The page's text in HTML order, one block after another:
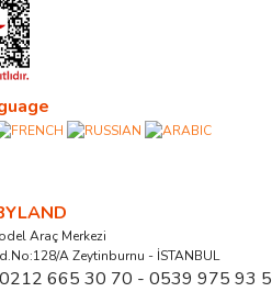
Araç Merkezi
A Zeytinburnu - İSTANBUL
665 30 70 - 0539 975 93